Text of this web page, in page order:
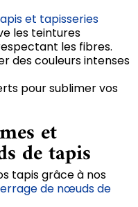
et tapisseries
les teintures
les fibres.
des couleurs intenses
pour sublimer vos
et
de tapis
tapis grâce à nos
de nœuds de